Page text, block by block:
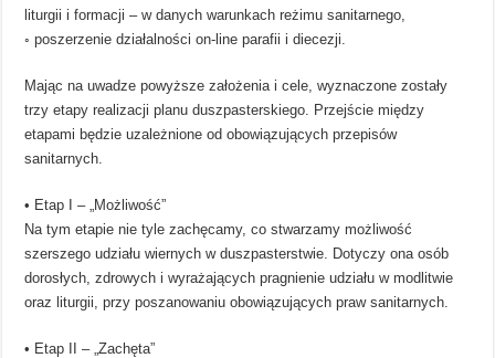
liturgii i formacji – w danych warunkach reżimu sanitarnego,
◦ poszerzenie działalności on-line parafii i diecezji.
Mając na uwadze powyższe założenia i cele, wyznaczone zostały
trzy etapy realizacji planu duszpasterskiego. Przejście między
etapami będzie uzależnione od obowiązujących przepisów
sanitarnych.
• Etap I – „Możliwość”
Na tym etapie nie tyle zachęcamy, co stwarzamy możliwość
szerszego udziału wiernych w duszpasterstwie. Dotyczy ona osób
dorosłych, zdrowych i wyrażających pragnienie udziału w modlitwie
oraz liturgii, przy poszanowaniu obowiązujących praw sanitarnych.
• Etap II – „Zachęta”